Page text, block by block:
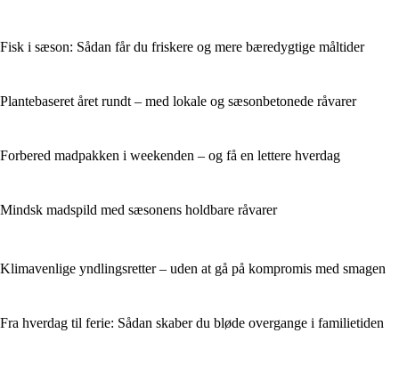
Fisk i sæson: Sådan får du friskere og mere bæredygtige måltider
Plantebaseret året rundt – med lokale og sæsonbetonede råvarer
Forbered madpakken i weekenden – og få en lettere hverdag
Mindsk madspild med sæsonens holdbare råvarer
Klimavenlige yndlingsretter – uden at gå på kompromis med smagen
Fra hverdag til ferie: Sådan skaber du bløde overgange i familietiden